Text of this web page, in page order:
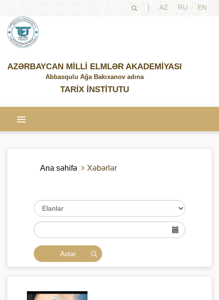
| AZ RU EN
AZƏRBAYCAN MİLLİ ELMLƏR AKADEMİYASI
Abbasqulu Ağa Bakıxanov adına
TARİX İNSTİTUTU
Ana səhifə Xəbərlər